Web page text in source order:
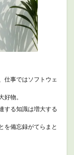
仕事ではソフトウェ
物。
する知識は増大する
を備忘録がてらまと